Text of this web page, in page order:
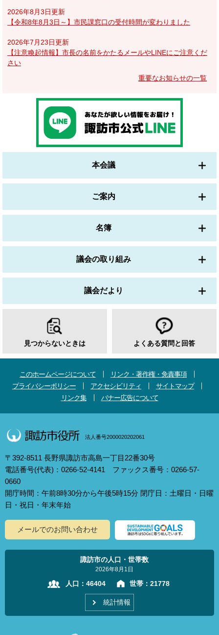
2026年8月3日更新
【令和8年8月3日～】市民課窓口の受付時間が変わりました
2026年7月23日更新
【注意喚起情報】市長の名前をかたるメールやLINEにご注意くだ
さい
重要なお知らせの一覧
本会議
ご案内
名簿
議会の取り組み
議会だより
見つからないときは よくある質問と回答
このホームページについて
リンク・著作権・免責事項
プライバシーポリシー
アクセシビリティ
サイトマップ
リンク集
バナー広告について
法人番号2000020202061
〒392-8511 長野県諏訪市高島一丁目22番30号
電話番号(代表)：0266-52-4141 ファックス番号：0266-57-
0660
開庁時間：午前8時30分から午後5時15分 閉庁日：土曜日・日曜
日・祝日・年末年始
メールでのお問い合わせ
諏訪市の人口・世帯数
2026年8月1日
人口： 46404 世帯： 21778
統計情報